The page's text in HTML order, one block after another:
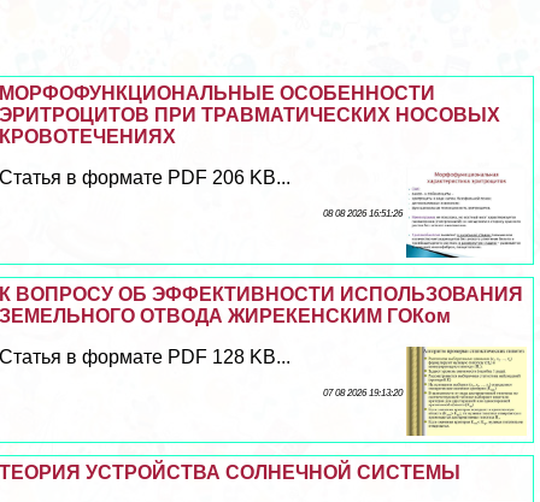
МОРФОФУНКЦИОНАЛЬНЫЕ ОСОБЕННОСТИ
ЭРИТРОЦИТОВ ПРИ ТРАВМАТИЧЕСКИХ НОСОВЫХ
КРОВОТЕЧЕНИЯХ
Статья в формате PDF 206 KB...
08 08 2026 16:51:26
К ВОПРОСУ ОБ ЭФФЕКТИВНОСТИ ИСПОЛЬЗОВАНИЯ
ЗЕМЕЛЬНОГО ОТВОДА ЖИРЕКЕНСКИМ ГОКом
Статья в формате PDF 128 KB...
07 08 2026 19:13:20
ТЕОРИЯ УСТРОЙСТВА СОЛНЕЧНОЙ СИСТЕМЫ